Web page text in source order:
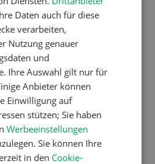
Alters-Sichtigkeit
aus dem Sack
- Hitzestress
Daten auch für diese
verarbeiten,
Nutzung genauer
und
Ihre Auswahl gilt nur für
Anbieter können
Einwilligung auf
stützen; Sie haben
Werbeeinstellungen
Sie können Ihre
in den Cookie-